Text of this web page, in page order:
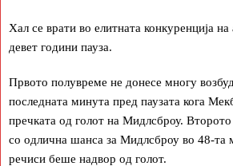
Хал се врати во елитната конкуренција
девет години пауза.
Првото полувреме не донесе многу
последната минута пред паузата кога
пречката од голот на Мидлсброу.
со одлична шанса за Мидлсброу во 48-та
речиси беше надвор од голот.